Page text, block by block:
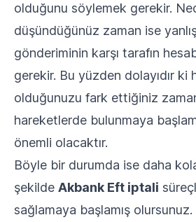
olduğunu söylemek gerekir.
düşündüğünüz zaman ise
gönderiminin karşı tarafın
gerekir. Bu yüzden dolayıdır ki
olduğunuzu fark ettiğiniz zaman
hareketlerde bulunmaya
önemli olacaktır.
Böyle bir durumda ise daha
şekilde Akbank Eft iptali
sağlamaya başlamış